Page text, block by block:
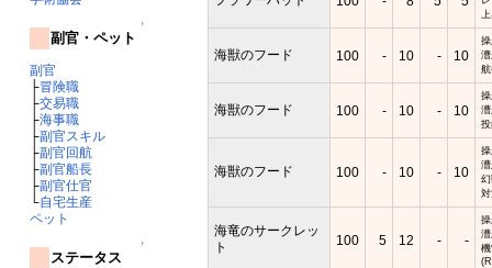
↑
副官・ペット
副官
├冒険職
├交易職
├海事職
├副官スキル
├副官回航
├副官船長
├副官仕官
└自宅生産
ペット
↑
ステータス
海獣のフード 100 - 10 - 10
海獣のフード 100 - 10 - 10
海獣のフード 100 - 10 - 10
海竜のサークレッ
ト
100 5 12 - -